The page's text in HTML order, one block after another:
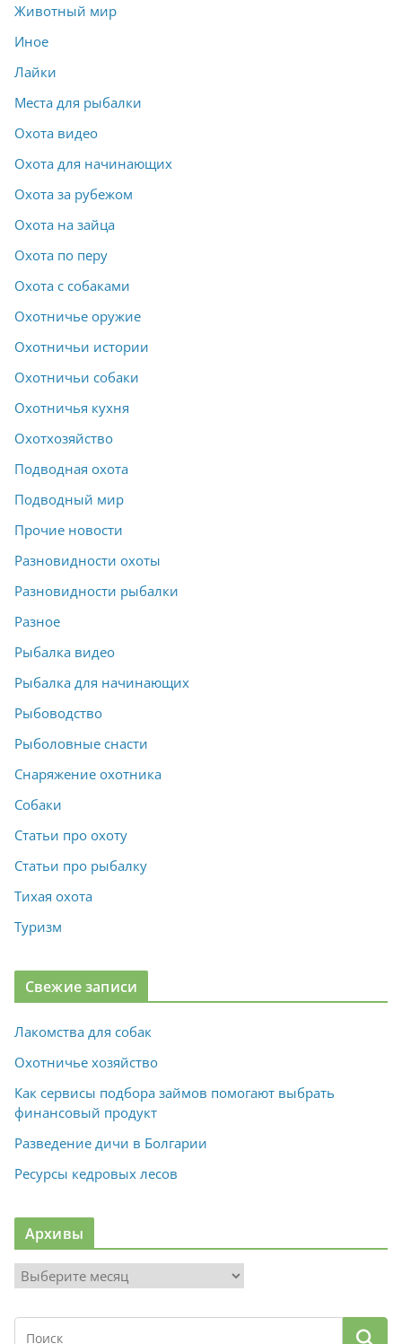
Животный мир
Иное
Лайки
Места для рыбалки
Охота видео
Охота для начинающих
Охота за рубежом
Охота на зайца
Охота по перу
Охота с собаками
Охотничье оружие
Охотничьи истории
Охотничьи собаки
Охотничья кухня
Охотхозяйство
Подводная охота
Подводный мир
Прочие новости
Разновидности охоты
Разновидности рыбалки
Разное
Рыбалка видео
Рыбалка для начинающих
Рыбоводство
Рыболовные снасти
Снаряжение охотника
Собаки
Статьи про охоту
Статьи про рыбалку
Тихая охота
Туризм
Свежие записи
Лакомства для собак
Охотничье хозяйство
Как сервисы подбора займов помогают выбрать
финансовый продукт
Разведение дичи в Болгарии
Ресурсы кедровых лесов
Архивы
р
х